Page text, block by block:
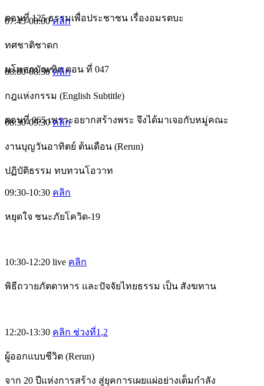
ตอนที่ 125 ธรรมเพื่อประชาชน เรื่องอมรตบะ
07:45-08:00คลิก
ทศชาติชาดก
มโหสถบัณฑิต ตอน ที่ 047
08:00-08:30คลิก
กฎแห่งกรรม (English Subtitle)
ตอนที่ 065 เพราะอยากสร้างพระ จึงได้มาเจอกับหมู่คณะ
08:30-09:30คลิก
งานบุญวันอาทิตย์ ต้นเดือน (Rerun)
ปฏิบัติธรรม ทบทวนโอวาท
09:30-10:30 คลิก
หยุดใจ ชนะภัยโควิด-19
10:30-12:20 live คลิก
พิธีถวายภัตตาหาร และปัจจัยไทยธรรม เป็น สังฆทาน
12:20-13:30 คลิก ช่วงที่1 ,2
ผู้ออกแบบชีวิต (Rerun)
จาก 20 ปีแห่งการสร้าง สู่ยุคการเผยแผ่อย่างเต็มกำลัง